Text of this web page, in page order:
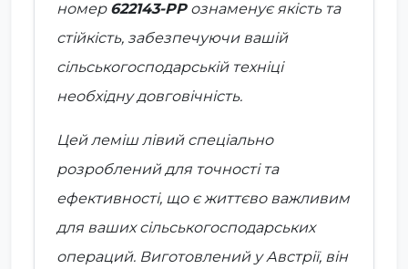
номер 622143-PPознаменує якість та
стійкість, забезпечуючи вашій
сільськогосподарській техніці
необхідну довговічність.
Цей леміш лівий спеціально
розроблений для точності та
ефективності, що є життєво важливим
для ваших сільськогосподарських
операций. Виготовлений уАвстрії, він